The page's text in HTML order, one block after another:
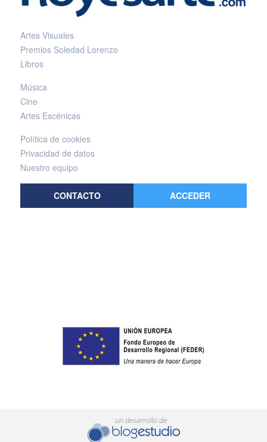
Artes Visuales
Premios Soledad Lorenzo
Libros
Música
Cine
Artes Escénicas
Política de cookies
Privacidad de datos
Nuestro equipo
CONTACTO ACCEDER